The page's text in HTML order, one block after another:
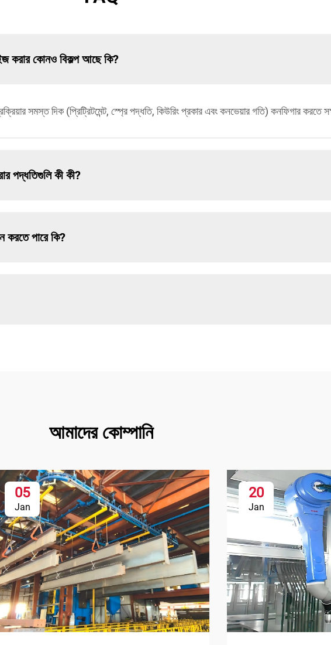
করার কোনও বিকল্প আছে কি?
সমস্ত দিক (প্রিট্রিটমেন্ট, স্প্রে পদ্ধতি, কিউরিং প্রকার এবং কনভেয়ার গতি) কনফিগার করতে
পদ্ধতিগুলি কী কী?
করতে পারে কি?
আমাদের কোম্পানি
05
Jan
20
Jan